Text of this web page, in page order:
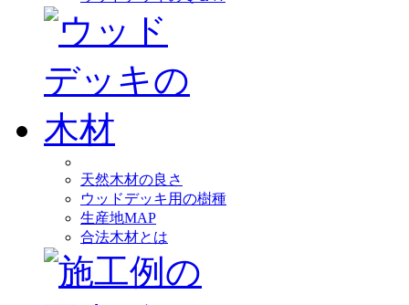
天然木材の良さ
ウッドデッキ用の樹種
生産地MAP
合法木材とは